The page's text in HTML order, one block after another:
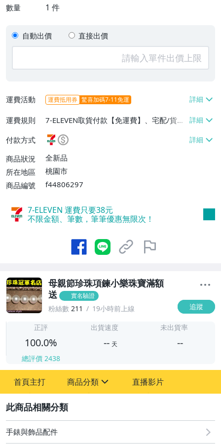
數量 1 件
自動出價 直接出價
運費活動 運費抵用券 驚喜加碼7-11免運
運費規則
7-ELEVEN取貨付款【免運費】、宅配/貨運
【單件運費$90】
付款方式
商品狀況
全新品
所在地區
桃園市
商品編號
f44806297
7-ELEVEN 運費只要38元
不限金額、筆數，筆筆優惠無限次！
母親節珍珠項鍊小樂珠寶滿額
送
實名驗證
粉絲數 211 19小時前上線 追蹤
正評
100.0%
總評價 2438
出貨速度
-- 天
未出貨率
--
首頁主打 商品分類
手錶與飾品配件
直播影片
手錶與飾品配件